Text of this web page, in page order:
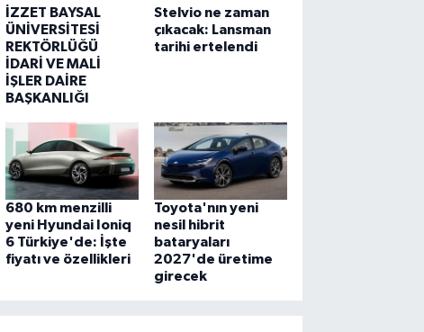
İZZET BAYSAL
ÜNİVERSİTESİ
REKTÖRLÜĞÜ
İDARİ VE MALİ
İŞLER DAİRE
BAŞKANLIĞI
Stelvio ne zaman
çıkacak: Lansman
tarihi ertelendi
680 km menzilli
yeni Hyundai Ioniq
6 Türkiye'de: İşte
fiyatı ve özellikleri
Toyota'nın yeni
nesil hibrit
bataryaları
2027'de üretime
girecek